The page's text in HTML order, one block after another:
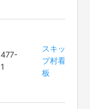
477-
1
スキッ
プ村看
板